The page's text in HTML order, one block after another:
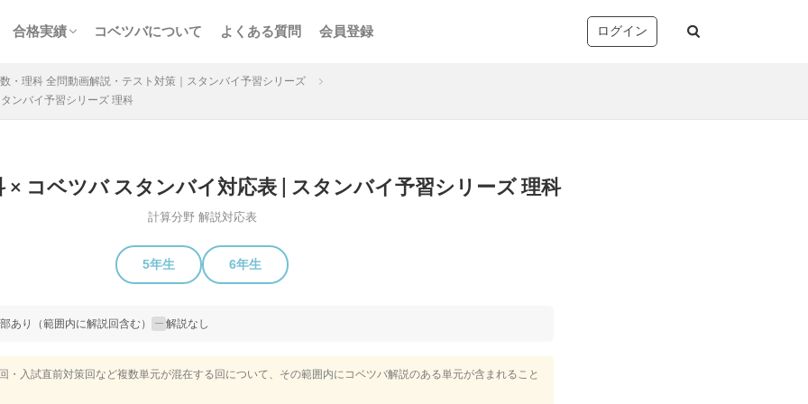
合格実績 コベツバについて よくある質問 会員登録 ログイン
・理科 全問動画解説・テスト対策｜スタンバイ予習シリーズ
ンバイ予習シリーズ 理科
× コベツバ スタンバイ対応表 | スタンバイ予習シリーズ 理科
計算分野 解説対応表
5年生 6年生
あり（範囲内に解説回含む） — 解説なし
入試直前対策回など複数単元が混在する回について、その範囲内にコベツバ解説のある単元が含まれること
後期(9月~11月) サピックス
テスト速報 学習相談への回答
サピックスオープン 土曜特訓
前期(3月〜7月) 夏期(7〜8月) 後期(9月〜11月) 冬期(12月〜1月)
解説・対策